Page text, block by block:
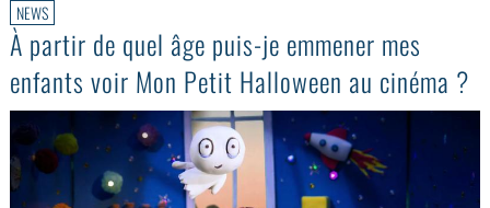
NEWS
À partir de quel âge puis-je emmener mes
enfants voir Mon Petit Halloween au cinéma ?